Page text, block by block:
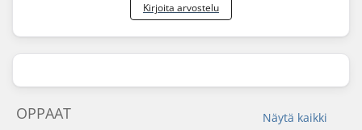
Kirjoita arvostelu
Näytä kaikki
OPPAAT